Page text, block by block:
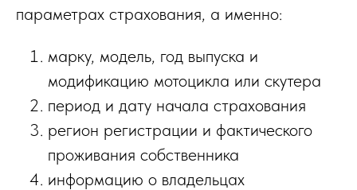
параметрах страхования, а именно:
марку, модель, год выпуска и
модификацию мотоцикла или скутера
период и дату начала страхования
регион регистрации и фактического
проживания собственника
информацию о владельцах